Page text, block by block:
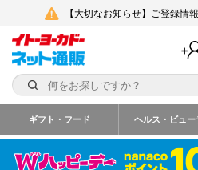
【大切なお知らせ】ご登録情
ギフト・フード ヘルス・ビュー